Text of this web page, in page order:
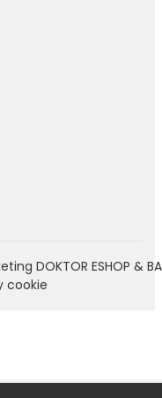
DOKTOR ESHOP &
cookie